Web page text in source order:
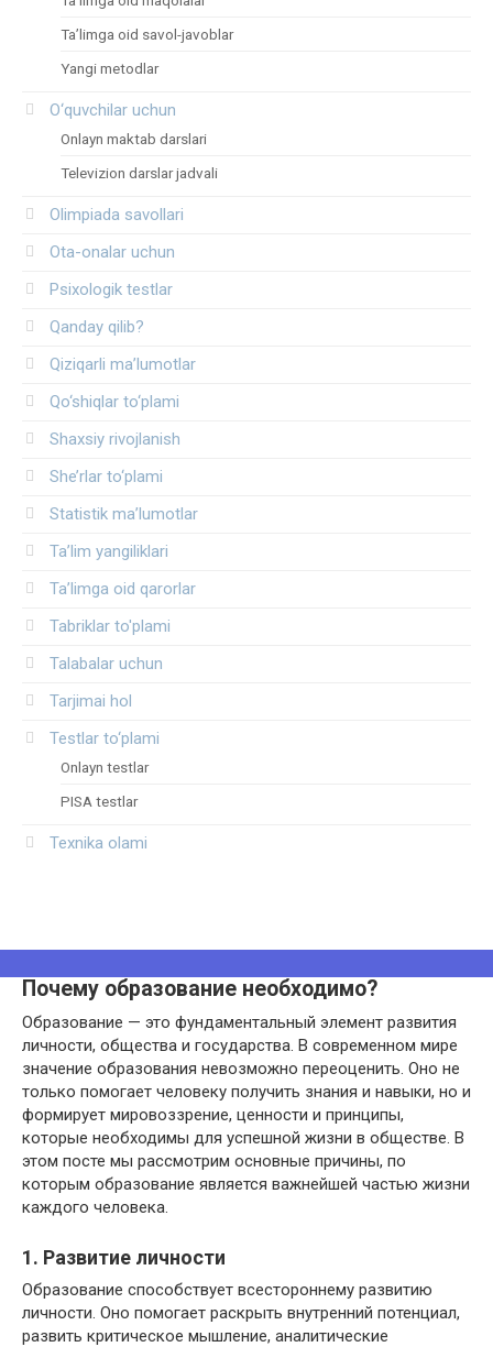
Ta’limga oid savol-javoblar
Yangi metodlar
O‘quvchilar uchun
Onlayn maktab darslari
Televizion darslar jadvali
Olimpiada savollari
Ota-onalar uchun
Psixologik testlar
Qanday qilib?
Qiziqarli ma’lumotlar
Qo‘shiqlar to‘plami
Shaxsiy rivojlanish
She’rlar to‘plami
Statistik ma’lumotlar
Ta’lim yangiliklari
Ta’limga oid qarorlar
Tabriklar to'plami
Talabalar uchun
Tarjimai hol
Testlar to‘plami
Onlayn testlar
PISA testlar
Texnika olami
Почему образование необходимо?
Образование — это фундаментальный элемент развития
личности, общества и государства. В современном мире
значение образования невозможно переоценить. Оно не
только помогает человеку получить знания и навыки, но и
формирует мировоззрение, ценности и принципы,
которые необходимы для успешной жизни в обществе. В
этом посте мы рассмотрим основные причины, по
которым образование является важнейшей частью жизни
каждого человека.
1. Развитие личности
Образование способствует всестороннему развитию
личности. Оно помогает раскрыть внутренний потенциал,
развить критическое мышление, аналитические